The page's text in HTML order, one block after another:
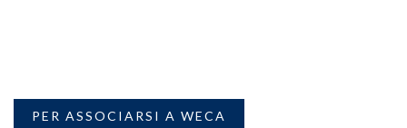
PER ASSOCIARSI A WECA